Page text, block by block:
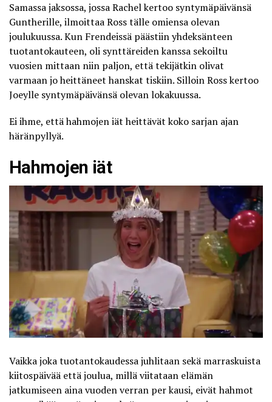
Samassa jaksossa, jossa Rachel kertoo syntymäpäivänsä
Guntherille, ilmoittaa Ross tälle omiensa olevan
joulukuussa. Kun Frendeissä päästiin yhdeksänteen
tuotantokauteen, oli synttäreiden kanssa sekoiltu
vuosien mittaan niin paljon, että tekijätkin olivat
varmaan jo heittäneet hanskat tiskiin. Silloin Ross kertoo
Joeylle syntymäpäivänsä olevan lokakuussa.
Ei ihme, että hahmojen iät heittävät koko sarjan ajan
häränpyllyä.
Hahmojen iät
Vaikka joka tuotantokaudessa juhlitaan sekä marraskuista
kiitospäivää että joulua, millä viitataan elämän
jatkumiseen aina vuoden verran per kausi, eivät hahmot